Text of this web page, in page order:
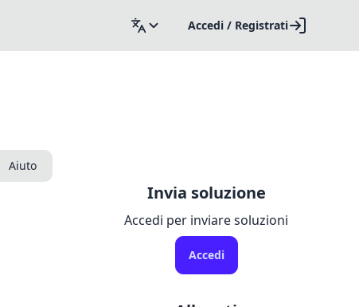
Accedi / Registrati
Aiuto
Invia soluzione
Accedi per inviare soluzioni
Accedi